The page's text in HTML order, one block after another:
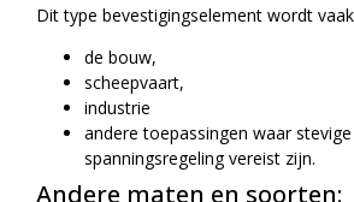
Dit type bevestigingselement wordt
de bouw,
scheepvaart,
industrie
andere toepassingen waar
spanningsregeling vereist zijn.
Andere maten en soorten: